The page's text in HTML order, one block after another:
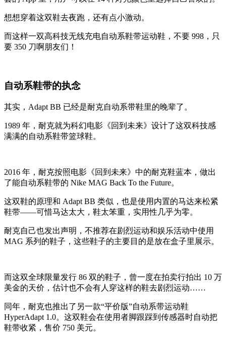
想想穿着这双鞋去夜跑，还有点小激动。
而这样一双高科技无线充电自动系鞋带运动鞋，不要 998，只
要 350 刀啊朋友们！
自动系鞋带的执念
其实，Adapt BB 已经是耐克自动系带鞋里的晚辈了。
1989 年，耐克就为科幻电影《回到未来》设计了这双科技感
满满的自动系鞋带篮球鞋。
2016 年，耐克按照电影《回到未来》中的耐克鞋蓝本，做出
了能自动系鞋带的 Nike MAG Back To the Future。
这双鞋的原理和 Adapt BB 类似，也是使用内置的马达来松紧
鞋带——可惜马达太大，鞋太笨重，实用性几乎为零。
耐克自己也发出声明，不推荐在剧烈运动和娱乐活动中使用
MAG 系列的鞋子，这些鞋子的主要目的是放在盒子里展示。
而这双全球限量发行 86 双的鞋子，曾一度在拍卖行拍出 10 万
美金的天价，估计也不会有人穿这样的鞋去剧烈运动……
同年，耐克也推出了另一款“平价版”自动系带运动鞋
HyperAdapt 1.0。这双鞋会在使用者脚跟踩到传感器时自动把
鞋带收紧，售价 750 美元。